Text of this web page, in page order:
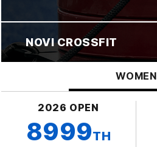
NOVI CROSSFIT
WOMEN
2026 OPEN
8999TH